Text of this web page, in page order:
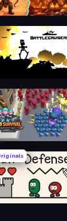
Survival
Defense